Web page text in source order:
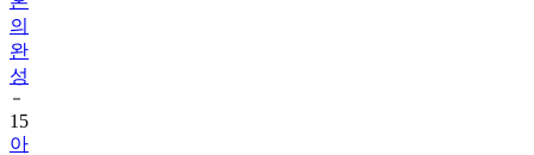
의
완
성
15
아